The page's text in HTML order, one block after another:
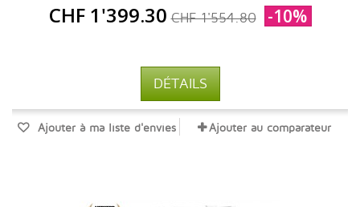
CHF 1'399.30 CHF 1'554.80 -10%
DÉTAILS
Ajouter à ma liste d'envies Ajouter au comparateur